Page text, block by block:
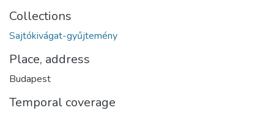
Collections
Sajtókivágat-gyűjtemény
Place, address
Budapest
Temporal coverage